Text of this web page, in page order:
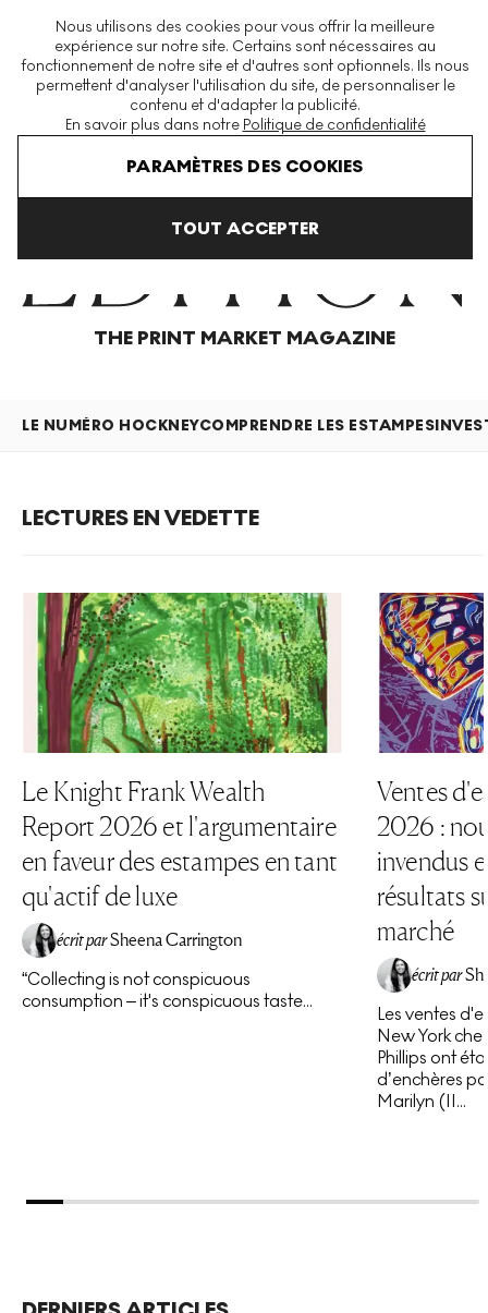
Nous utilisons des cookies pour vous offrir la meilleure
expérience sur notre site. Certains sont nécessaires au
fonctionnement de notre site et d'autres sont optionnels. Ils nous
permettent d'analyser l'utilisation du site, de personnaliser le
contenu et d'adapter la publicité.
En savoir plus dans notre Politique de confidentialité
PARAMÈTRES DES COOKIES
TOUT ACCEPTER
La plus grande plateforme mondiale d'estampes et éditions
modernes et contemporaines
Articles
THE PRINT MARKET MAGAZINE
LE NUMÉRO HOCKNEYCOMPRENDRE LES ESTAMPES
LECTURES EN VEDETTE
Le Knight Frank Wealth
Report 2026 et l'argumentaire
en faveur des estampes en tant
qu'actif de luxe
écrit parSheena Carrington
“Collecting is not conspicuous
consumption – it's conspicuous taste...
Ventes
2026 :
invendus
résultats
marché
écrit par
Les ventes
New York
Phillips ont
d’enchères
Marilyn (II...